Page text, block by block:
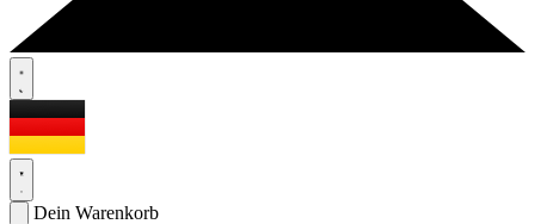
Dein Warenkorb